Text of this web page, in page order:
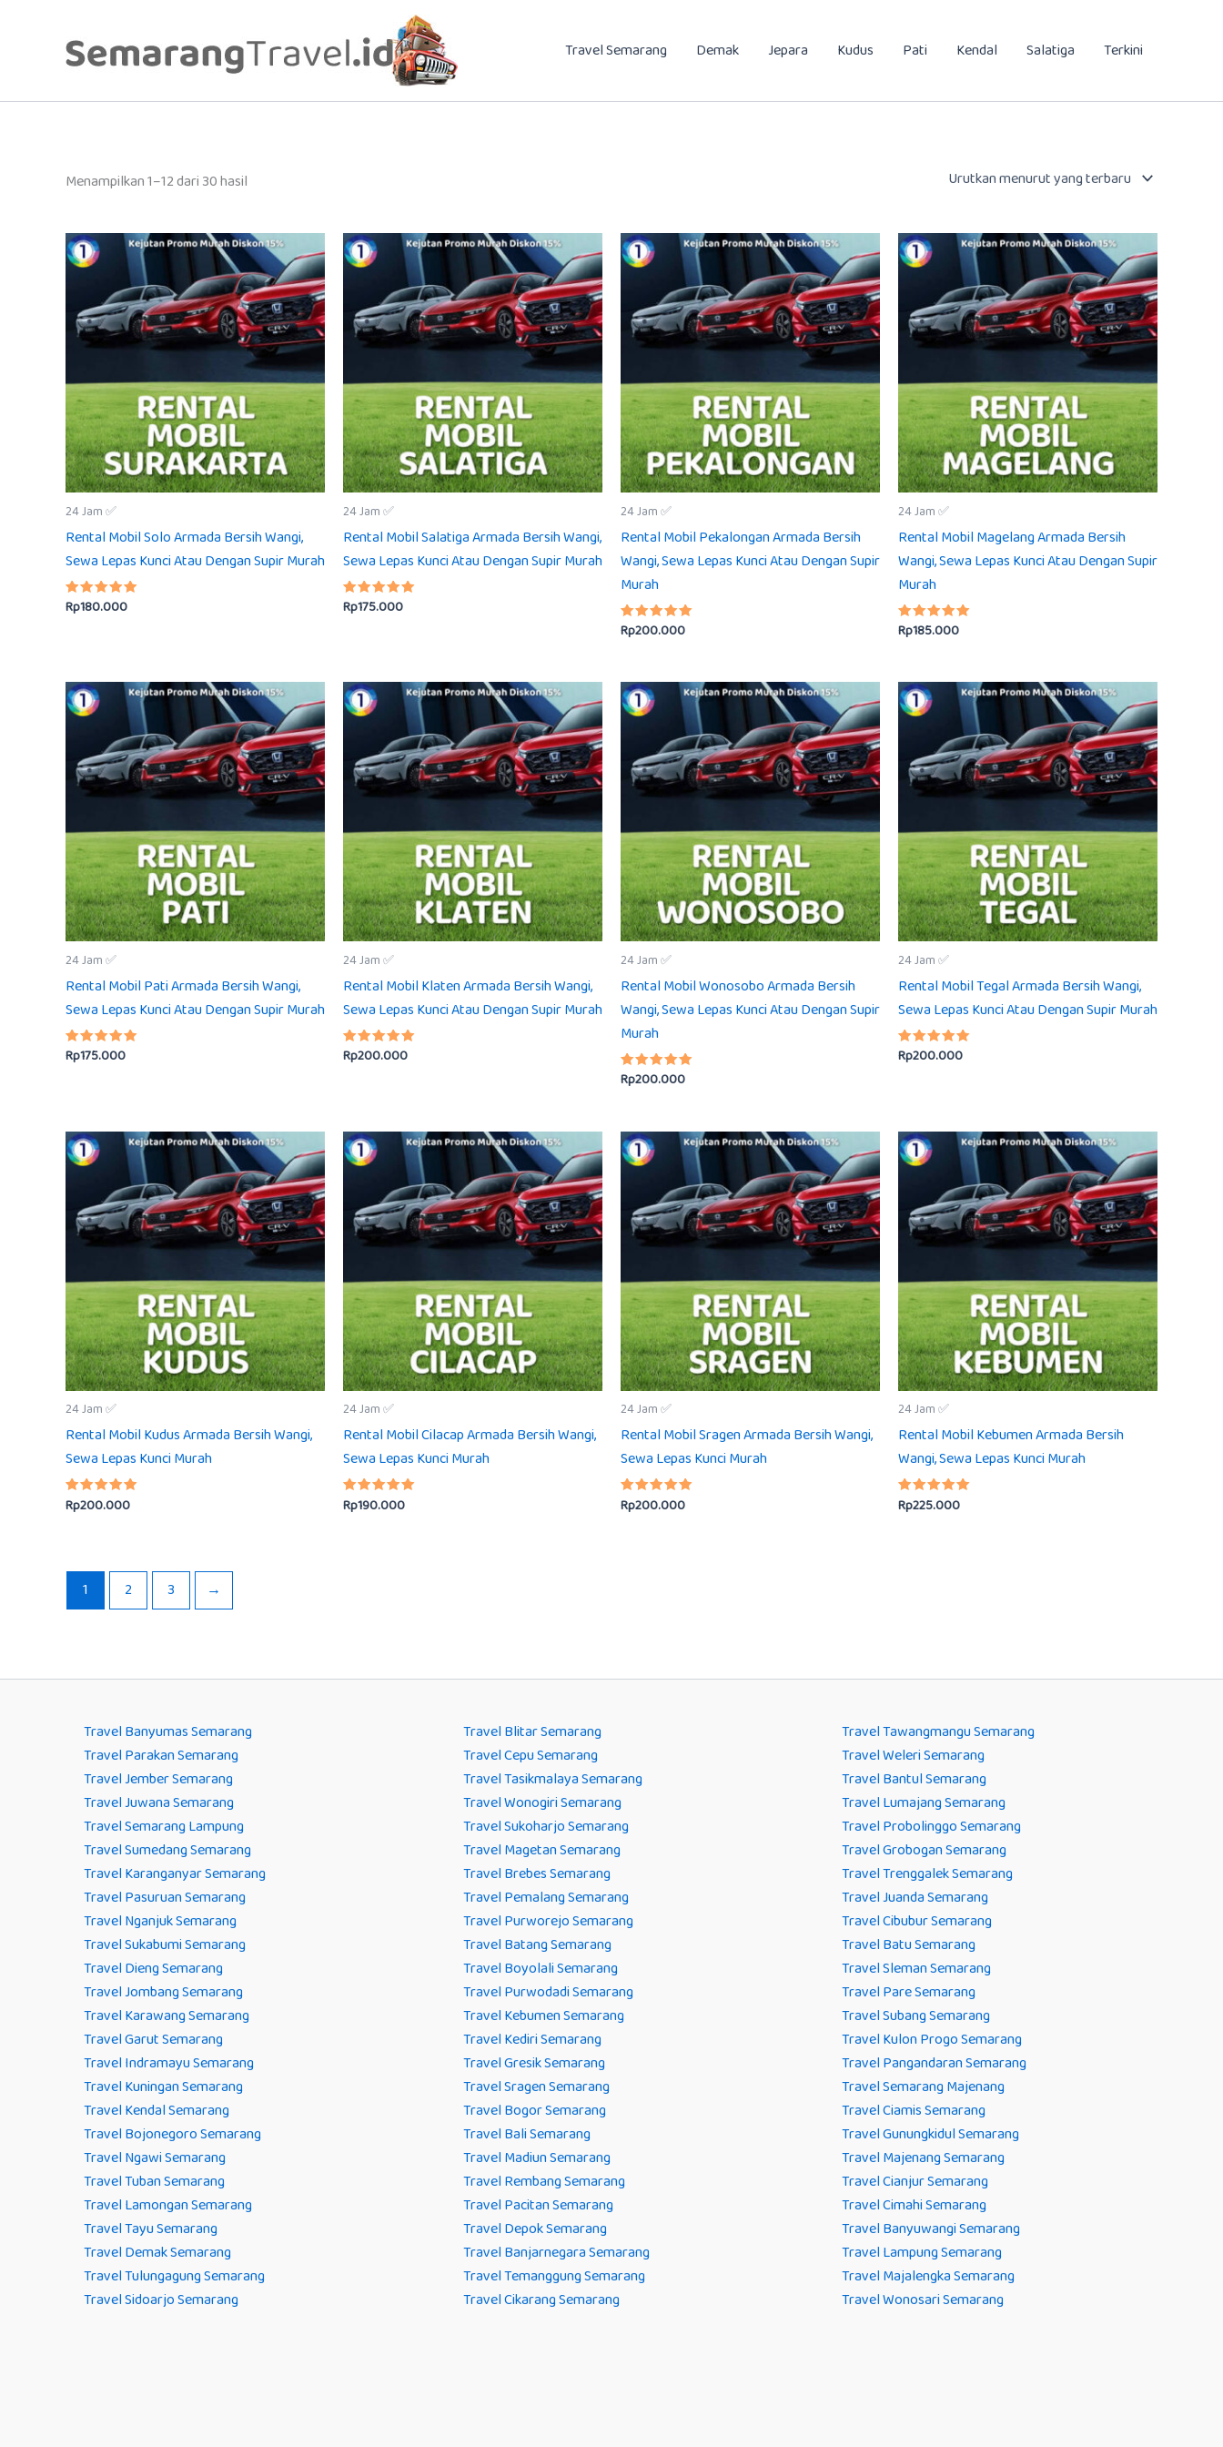
Travel Semarang Demak Jepara Kudus Pati Kendal Salatiga Terkini
Menampilkan 1–12 dari 30 hasil
24 Jam ✅
Rental Mobil Solo Armada Bersih Wangi,
Sewa Lepas Kunci Atau Dengan Supir Murah
Dinilai
5.00
Rp180.000
24 Jam ✅
Rental Mobil Salatiga Armada Bersih Wangi,
Sewa Lepas Kunci Atau Dengan Supir Murah
Dinilai
5.00
Rp175.000
24 Jam ✅
Rental Mobil Pekalongan Armada Bersih
Wangi, Sewa Lepas Kunci Atau Dengan Supir
Murah
Dinilai
5.00
Rp200.000
24 Jam ✅
Rental Mobil Magelang Armada Bersih
Wangi, Sewa Lepas Kunci Atau Dengan Supir
Murah
Dinilai
5.00
Rp185.000
24 Jam ✅
Rental Mobil Pati Armada Bersih Wangi,
Sewa Lepas Kunci Atau Dengan Supir Murah
Dinilai
5.00
Rp175.000
24 Jam ✅
Rental Mobil Klaten Armada Bersih Wangi,
Sewa Lepas Kunci Atau Dengan Supir Murah
Dinilai
5.00
Rp200.000
24 Jam ✅
Rental Mobil Wonosobo Armada Bersih
Wangi, Sewa Lepas Kunci Atau Dengan Supir
Murah
Dinilai
5.00
Rp200.000
24 Jam ✅
Rental Mobil Tegal Armada Bersih Wangi,
Sewa Lepas Kunci Atau Dengan Supir Murah
Dinilai
5.00
Rp200.000
24 Jam ✅
Rental Mobil Kudus Armada Bersih Wangi,
Sewa Lepas Kunci Murah
Dinilai
5.00
Rp200.000
24 Jam ✅
Rental Mobil Cilacap Armada Bersih Wangi,
Sewa Lepas Kunci Murah
Dinilai
5.00
Rp190.000
24 Jam ✅
Rental Mobil Sragen Armada Bersih Wangi,
Sewa Lepas Kunci Murah
Dinilai
5.00
Rp200.000
24 Jam ✅
Rental Mobil Kebumen Armada Bersih
Wangi, Sewa Lepas Kunci Murah
Dinilai
5.00
Rp225.000
1 2 3 →
Travel Banyumas Semarang
Travel Parakan Semarang
Travel Jember Semarang
Travel Juwana Semarang
Travel Semarang Lampung
Travel Sumedang Semarang
Travel Karanganyar Semarang
Travel Pasuruan Semarang
Travel Nganjuk Semarang
Travel Sukabumi Semarang
Travel Dieng Semarang
Travel Jombang Semarang
Travel Karawang Semarang
Travel Garut Semarang
Travel Indramayu Semarang
Travel Kuningan Semarang
Travel Kendal Semarang
Travel Bojonegoro Semarang
Travel Ngawi Semarang
Travel Tuban Semarang
Travel Lamongan Semarang
Travel Tayu Semarang
Travel Demak Semarang
Travel Tulungagung Semarang
Travel Sidoarjo Semarang
Travel Blitar Semarang
Travel Cepu Semarang
Travel Tasikmalaya Semarang
Travel Wonogiri Semarang
Travel Sukoharjo Semarang
Travel Magetan Semarang
Travel Brebes Semarang
Travel Pemalang Semarang
Travel Purworejo Semarang
Travel Batang Semarang
Travel Boyolali Semarang
Travel Purwodadi Semarang
Travel Kebumen Semarang
Travel Kediri Semarang
Travel Gresik Semarang
Travel Sragen Semarang
Travel Bogor Semarang
Travel Bali Semarang
Travel Madiun Semarang
Travel Rembang Semarang
Travel Pacitan Semarang
Travel Depok Semarang
Travel Banjarnegara Semarang
Travel Temanggung Semarang
Travel Cikarang Semarang
Travel Tawangmangu Semarang
Travel Weleri Semarang
Travel Bantul Semarang
Travel Lumajang Semarang
Travel Probolinggo Semarang
Travel Grobogan Semarang
Travel Trenggalek Semarang
Travel Juanda Semarang
Travel Cibubur Semarang
Travel Batu Semarang
Travel Sleman Semarang
Travel Pare Semarang
Travel Subang Semarang
Travel Kulon Progo Semarang
Travel Pangandaran Semarang
Travel Semarang Majenang
Travel Ciamis Semarang
Travel Gunungkidul Semarang
Travel Majenang Semarang
Travel Cianjur Semarang
Travel Cimahi Semarang
Travel Banyuwangi Semarang
Travel Lampung Semarang
Travel Majalengka Semarang
Travel Wonosari Semarang